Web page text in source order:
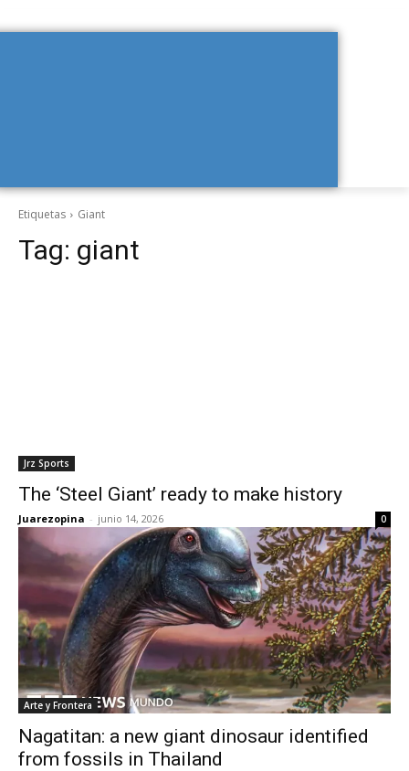
Etiquetas Giant
Tag: giant
Jrz Sports
The ‘Steel Giant’ ready to make history
Juarezopina - junio 14, 2026 0
Arte y Frontera
Nagatitan: a new giant dinosaur identified
from fossils in Thailand